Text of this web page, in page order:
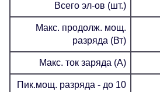
Всего эл-ов (шт.)
Макс. продолж. мощ.
разряда (Вт)
Макс. ток заряда (А)
Пик.мощ. разряда - до 10